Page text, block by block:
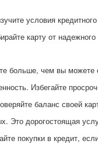
условия
карту от
больше, чем вы можете
Избегайте
баланс своей
Это дорогостоящая
покупки в кредит,